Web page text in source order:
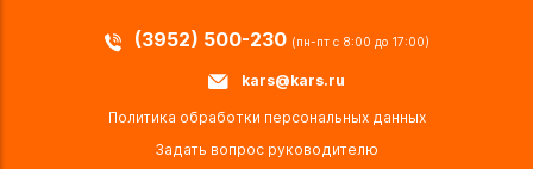
(3952) 500-230 (пн-пт с 8:00 до 17:00)
kars@kars.ru
Политика обработки персональных данных
Задать вопрос руководителю